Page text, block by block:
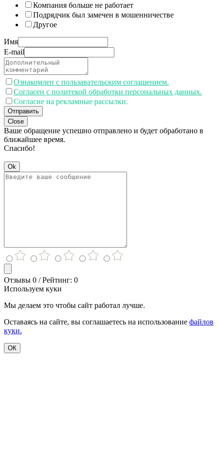
Компания больше не работает
Подрядчик был замечен в мошенничестве
Другое
Имя
E-mail
Ознакомлен с пользавательским соглашением.
Согласен с политекой обработки персональных данных.
Согласие на рекламные рассылки.
Отправить
Close
Ваше обращение успешно отправлено и будет обработано в
ближайшее время.
Спасибо!
Ok
Отзывы 0 / Рейтинг: 0
Используем куки
Мы делаем это чтобы сайт работал лучше.
Оставаясь на сайте, вы соглашаетесь на использование файлов
куки.
ОК